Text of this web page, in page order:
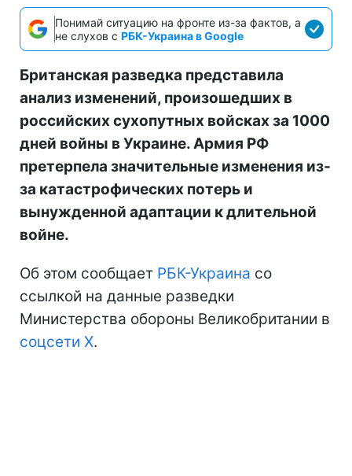
Понимай ситуацию на фронте из-за фактов, а
не слухов с РБК-Украина в Google
Британская разведка представила
анализ изменений, произошедших в
российских сухопутных войсках за 1000
дней войны в Украине. Армия РФ
претерпела значительные изменения из-
за катастрофических потерь и
вынужденной адаптации к длительной
войне.
Об этом сообщает РБК-Украина со
ссылкой на данные разведки
Министерства обороны Великобритании в
соцсети X.